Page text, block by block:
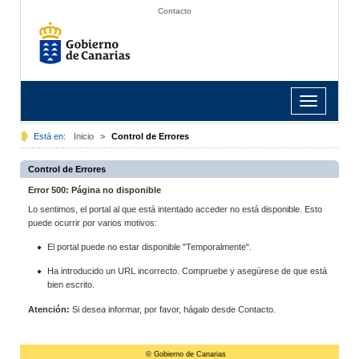
Contacto
Toggle
navigation
Está en: Inicio > Control de Errores
Control de Errores
Error 500: Página no disponible
Lo sentimos, el portal al que está intentado acceder no está disponible. Esto
puede ocurrir por varios motivos:
El portal puede no estar disponible "Temporalmente".
Ha introducido un URL incorrecto. Compruebe y asegúrese de que está
bien escrito.
Atención: Si desea informar, por favor, hágalo desde Contacto.
© Gobierno de Canarias